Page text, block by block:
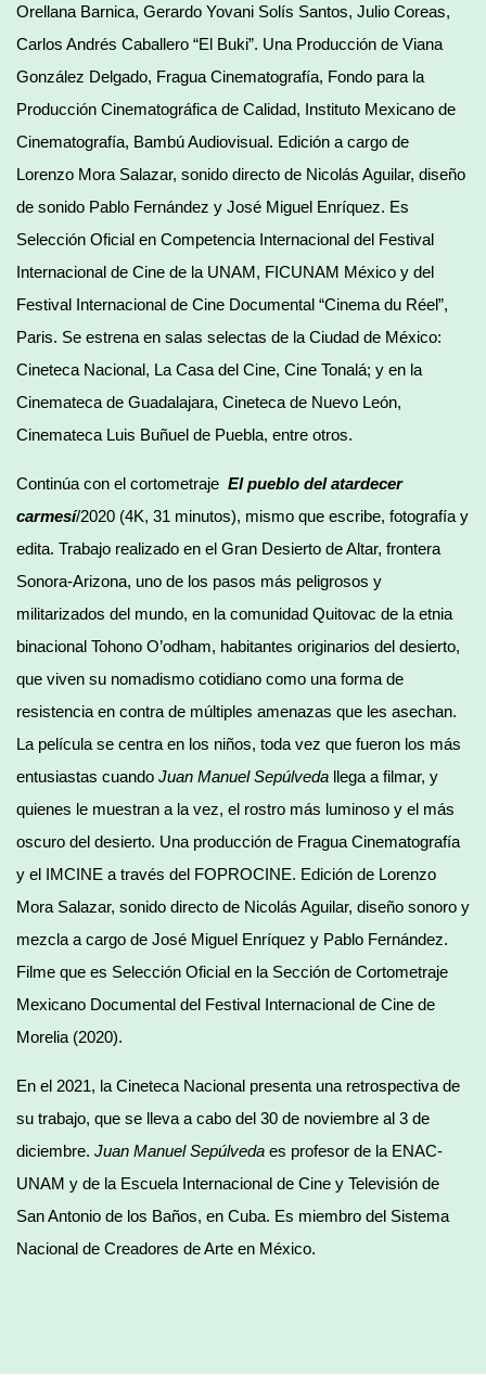
Orellana Barnica, Gerardo Yovani Solís Santos, Julio Coreas,
Carlos Andrés Caballero “El Buki”. Una Producción de Viana
González Delgado, Fragua Cinematografía, Fondo para la
Producción Cinematográfica de Calidad, Instituto Mexicano de
Cinematografía, Bambú Audiovisual. Edición a cargo de
Lorenzo Mora Salazar, sonido directo de Nicolás Aguilar, diseño
de sonido Pablo Fernández y José Miguel Enríquez. Es
Selección Oficial en Competencia Internacional del Festival
Internacional de Cine de la UNAM, FICUNAM México y del
Festival Internacional de Cine Documental “Cinema du Réel”,
Paris. Se estrena en salas selectas de la Ciudad de México:
Cineteca Nacional, La Casa del Cine, Cine Tonalá; y en la
Cinemateca de Guadalajara, Cineteca de Nuevo León,
Cinemateca Luis Buñuel de Puebla, entre otros.
Continúa con el cortometraje Elpueblo del atardecer
carmesí/2020 (4K, 31 minutos), mismo que escribe, fotografía y
edita. Trabajo realizado en el Gran Desierto de Altar, frontera
Sonora-Arizona, uno de los pasos más peligrosos y
militarizados del mundo, en la comunidad Quitovac de la etnia
binacional Tohono O’odham, habitantes originarios del desierto,
que viven su nomadismo cotidiano como una forma de
resistencia en contra de múltiples amenazas que les asechan.
La película se centra en los niños, toda vez que fueron los más
entusiastas cuando Juan Manuel Sepúlveda llega a filmar, y
quienes le muestran a la vez, el rostro más luminoso y el más
oscuro del desierto. Una producción de Fragua Cinematografía
y el IMCINE a través del FOPROCINE. Edición de Lorenzo
Mora Salazar, sonido directo de Nicolás Aguilar, diseño sonoro y
mezcla a cargo de José Miguel Enríquez y Pablo Fernández.
Filme que es Selección Oficial en la Sección de Cortometraje
Mexicano Documental del Festival Internacional de Cine de
Morelia (2020).
En el 2021, la Cineteca Nacional presenta una retrospectiva de
su trabajo, que se lleva a cabo del 30 de noviembre al 3 de
diciembre. Juan Manuel Sepúlveda es profesor de la ENAC-
UNAM y de la Escuela Internacional de Cine y Televisión de
San Antonio de los Baños, en Cuba. Es miembro del Sistema
Nacional de Creadores de Arte en México.